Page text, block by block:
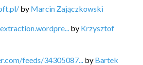
by Marcin Zajączkowski
by Krzysztof
feeds/34305087... by Bartek